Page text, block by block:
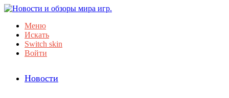
Меню
Искать
Switch skin
Войти
Новости